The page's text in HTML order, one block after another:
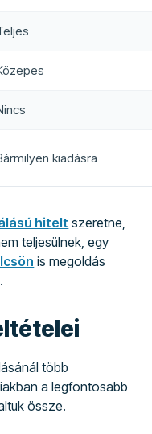
kiadásra
hitelt szeretne,
teljesülnek, egy
is megoldás
több
a legfontosabb
össze.